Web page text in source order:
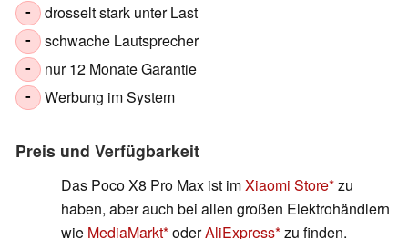
- drosselt stark unter Last
- schwache Lautsprecher
- nur 12 Monate Garantie
- Werbung im System
Preis und Verfügbarkeit
Das Poco X8 Pro Max ist imXiaomi Store zu
haben, aber auch bei allen großen Elektrohändlern
wie MediaMarkt oderAliExpress zu finden.